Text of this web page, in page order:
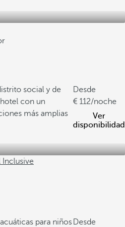
social y de
con un
más amplias
Desde
112/noche
Ver
disponibilidad
Inclusive
para niños Desde